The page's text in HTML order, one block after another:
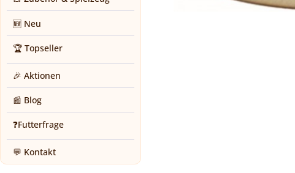
🆕 Neu
🏆 Topseller
🎉 Aktionen
📰 Blog
❓Futterfrage
💬 Kontakt